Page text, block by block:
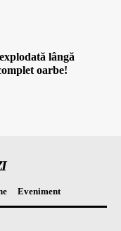
lângă
oarbe!
Eveniment